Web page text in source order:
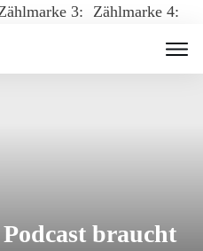
3: Zählmarke 4:
braucht